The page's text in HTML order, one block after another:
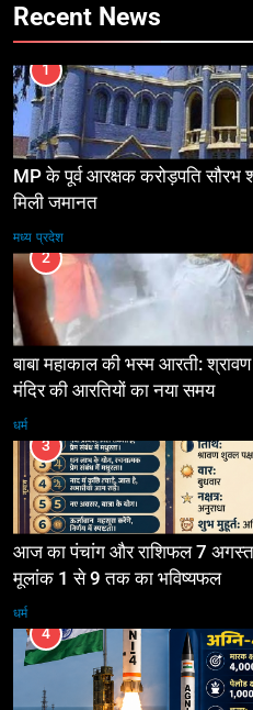
Recent News
1
MP के पूर्व आरक्षक करोड़पति सौरभ
मिली जमानत
मध्य प्रदेश
2
बाबा महाकाल की भस्म आरती:
मंदिर की आरतियों का नया समय
धर्म
3
आज का पंचांग और राशिफल 7
मूलांक 1 से 9 तक का भविष्यफल
धर्म
4